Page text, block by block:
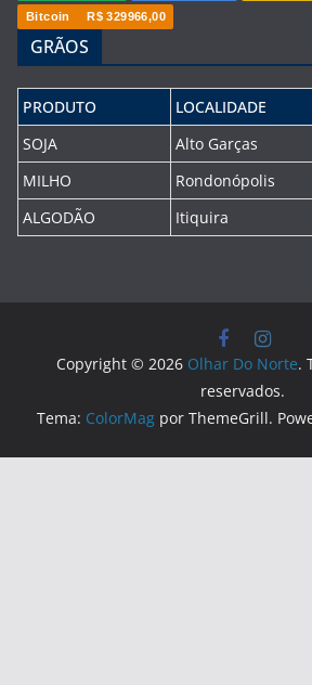
Bitcoin R$ 329966,00
GRÃOS
PRODUTO LOCALIDADE
SOJA
Alto Garças
MILHO
Rondonópolis
ALGODÃO
Itiquira
Copyright © 2026 Olhar Do Norte.
reservados.
Tema: ColorMag por ThemeGrill.